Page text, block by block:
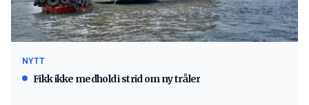
NYTT
Fikk ikke medhold i strid om ny tråler